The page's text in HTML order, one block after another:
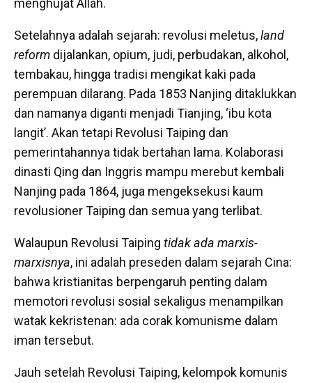
menghujat Allah.
Setelahnya adalah sejarah: revolusi meletus,land
reform dijalankan, opium, judi, perbudakan, alkohol,
tembakau, hingga tradisi mengikat kaki pada
perempuan dilarang. Pada 1853 Nanjing ditaklukkan
dan namanya diganti menjadi Tianjing, ‘ibu kota
langit’. Akan tetapi Revolusi Taiping dan
pemerintahannya tidak bertahan lama. Kolaborasi
dinasti Qing dan Inggris mampu merebut kembali
Nanjing pada 1864, juga mengeksekusi kaum
revolusioner Taiping dan semua yang terlibat.
Walaupun Revolusi Taiping tidak ada marxis-
marxisnya, ini adalah preseden dalam sejarah Cina:
bahwa kristianitas berpengaruh penting dalam
memotori revolusi sosial sekaligus menampilkan
watak kekristenan: ada corak komunisme dalam
iman tersebut.
Jauh setelah Revolusi Taiping, kelompok komunis